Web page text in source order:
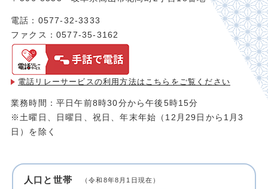
電話：0577-32-3333
ファクス：0577-35-3162
電話リレーサービスの利用方法は こちらをご覧ください
業務時間：平日午前8時30分から午後5時15分
※土曜日、日曜日、祝日、年末年始（12月29日から1月3
日）を除く
人口と世帯 （令和8年8月1日現在）